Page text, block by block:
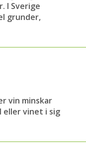
I Sverige
grunder,
vin minskar
eller vinet i sig